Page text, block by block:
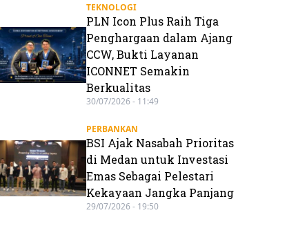
TEKNOLOGI
PLN Icon Plus Raih Tiga
Penghargaan dalam Ajang
CCW, Bukti Layanan
ICONNET Semakin
Berkualitas
30/07/2026 - 11:49
PERBANKAN
BSI Ajak Nasabah Prioritas
di Medan untuk Investasi
Emas Sebagai Pelestari
Kekayaan Jangka Panjang
29/07/2026 - 19:50